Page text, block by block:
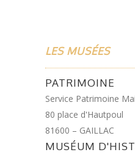
LES MUSÉES
PATRIMOINE
Service Patrimoine
80 place d'Hautpoul
81600 – GAILLAC
MUSÉUM